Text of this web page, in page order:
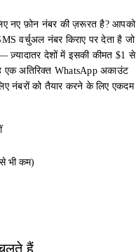
नए फ़ोन नंबर की ज़रूरत है? आपको
वर्चुअल नंबर किराए पर देता है जो
ज़्यादातर देशों में इसकी कीमत $1 से
अतिरिक्त WhatsApp अकाउंट
नंबरों को तैयार करने के लिए एकदम
भी कम)
हैं